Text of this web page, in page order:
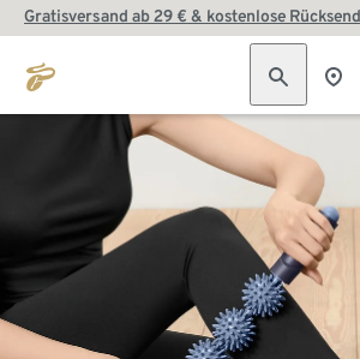
Gratisversand ab 29 € & kostenlose